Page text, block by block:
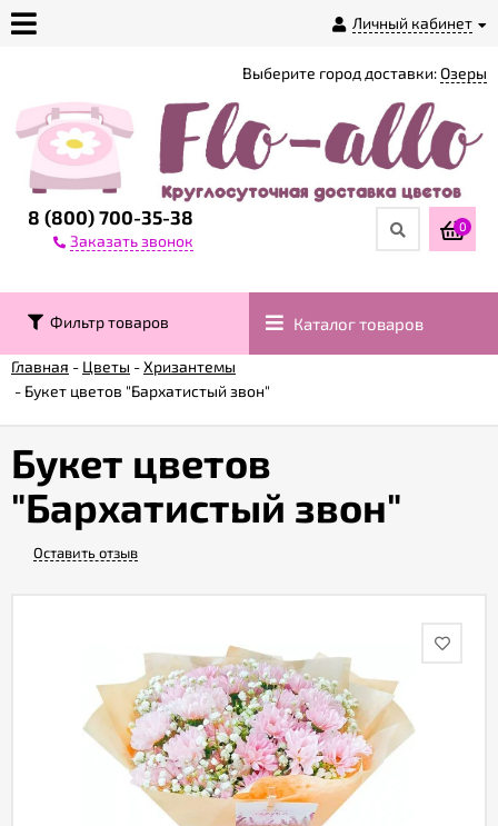
Личный кабинет
магазине
Доставка
Контакты
Возврат
Гарантии
Акции
8 (800) 700-35-38
Заказать звонок
Выберите город доставки:Озеры
0
Фильтр товаров Каталог товаров
Главная - Цветы -Хризантемы
- Букет цветов "Бархатистый звон"
Букет цветов
"Бархатистый звон"
Оставить отзыв